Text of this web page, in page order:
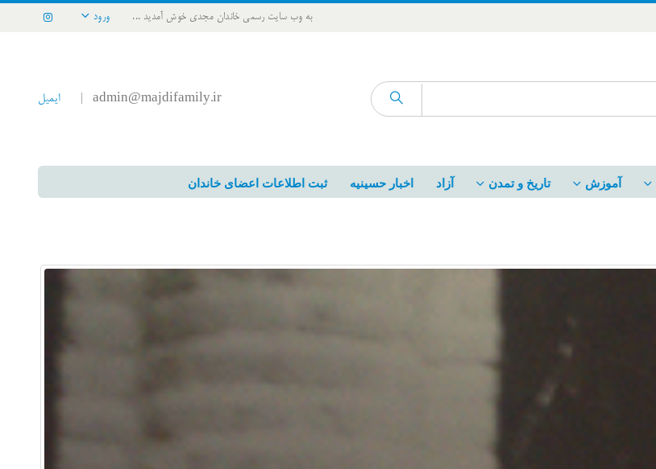
به وب سایت رسمی خاندان مجدی خوش آمدید ... ورود
admin@majdifamily.ir ایمیل
آموزش تاریخ و تمدن آزاد اخبار حسینیه ثبت اطلاعات اعضای خاندان